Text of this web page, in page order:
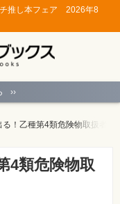
チ推し本フェア 2026年8
››
る！乙種第4類危険物取扱者
4類危険物取